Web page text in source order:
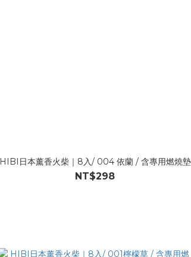
HIBI日本薰香火柴｜8入/ 004 依蘭 / 含專用燃燒墊
NT$298